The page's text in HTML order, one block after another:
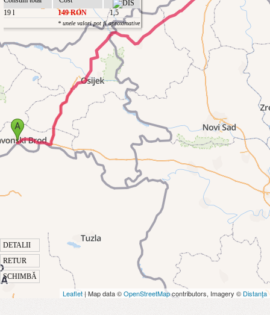
DETALII
RETUR
SCHIMBĂ
19 l
149 RON 1,5
* unele valori pot fi aproximative